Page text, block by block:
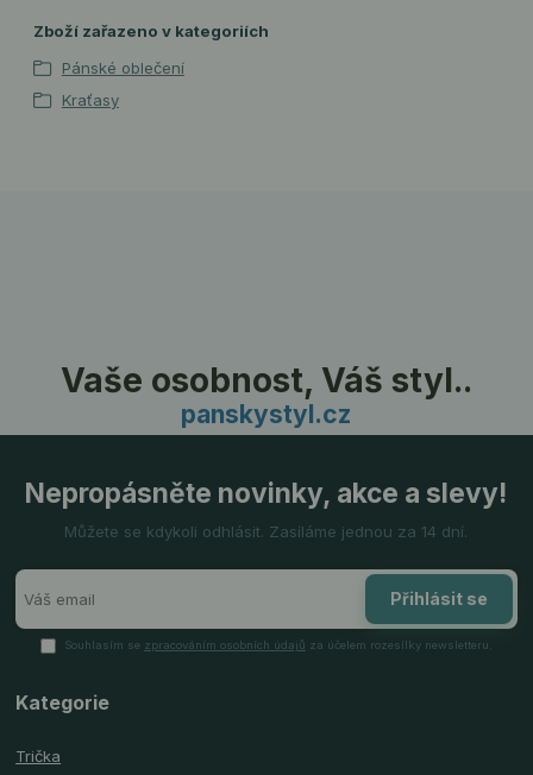
Zboží zařazeno v kategoriích
Pánské oblečení
Kraťasy
Vaše osobnost, Váš styl..
panskystyl.cz
Nepropásněte novinky, akce a slevy!
Můžete se kdykoli odhlásit. Zasíláme jednou za 14 dní.
Přihlásit se
Souhlasím se zpracováním osobních údajů za účelem rozesílky newsletteru.
Kategorie
Trička